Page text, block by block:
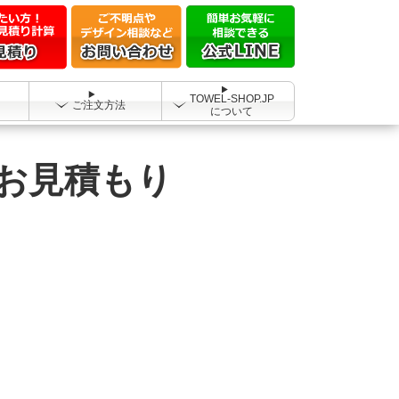
ご注文方法
TOWEL-SHOP.JP
について
見積もり